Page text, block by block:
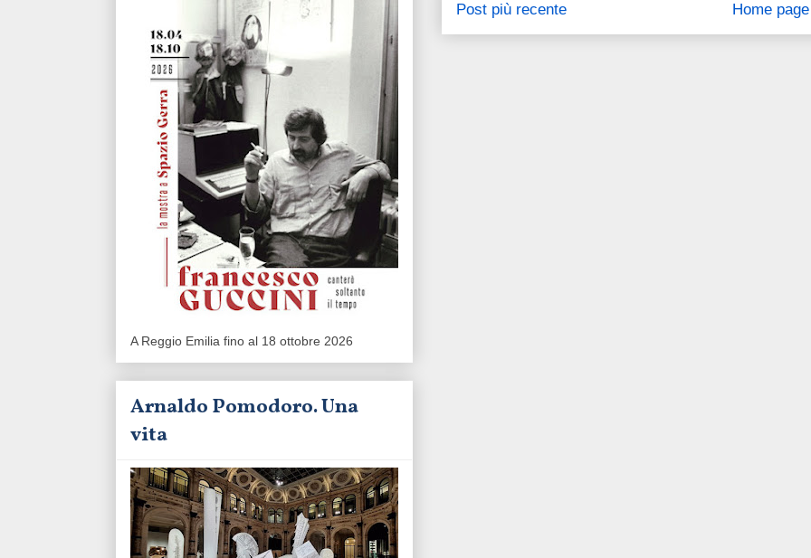
Post più recente Home page
A Reggio Emilia fino al 18 ottobre 2026
Arnaldo Pomodoro. Una
vita